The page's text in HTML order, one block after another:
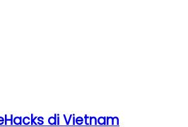
di Vietnam